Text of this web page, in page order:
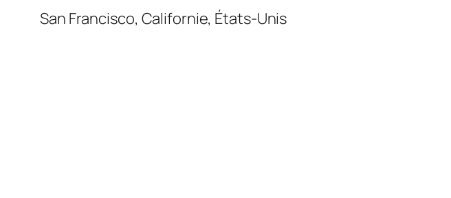
San Francisco, Californie, États-Unis